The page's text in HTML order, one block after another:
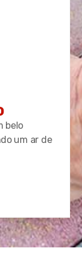
belo
um ar de